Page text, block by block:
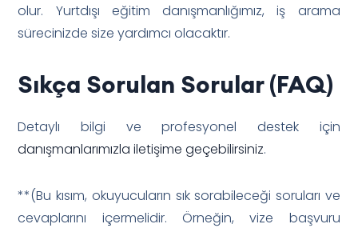
olur. Yurtdışı eğitim danışmanlığımız, iş arama
sürecinizde size yardımcı olacaktır.
Sıkça Sorulan Sorular (FAQ)
Detaylı bilgi ve profesyonel destek için
danışmanlarımızla iletişime geçebilirsiniz.
**(Bu kısım, okuyucuların sık sorabileceği soruları ve
cevaplarını içermelidir. Örneğin, vize başvuru